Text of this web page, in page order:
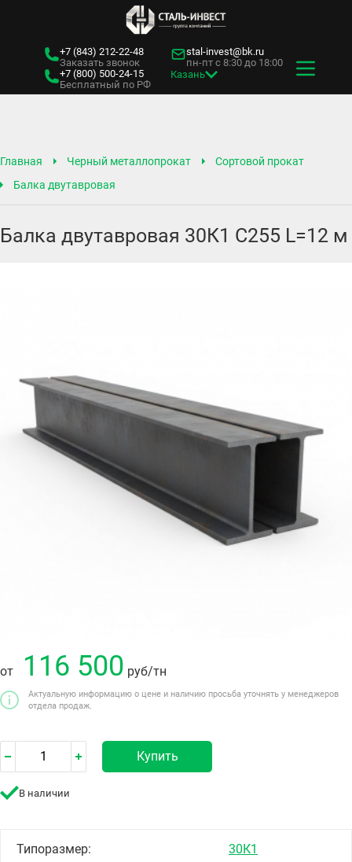
+7 (843) 212-22-48
Заказать звонок
+7 (800) 500-24-15
Бесплатный по РФ
stal-invest@bk.ru
пн-пт с 8:30 до 18:00
Казань
Главная Черный металлопрокат
Сортовой прокат
Балка двутавровая
Балка двутавровая 30К1 С255 L=12 м
от 116 500 руб/тн
Актуальную информацию о цене и наличию просьба уточнять у менеджеров
отдела продаж.
Купить
В наличии
Типоразмер: 30К1